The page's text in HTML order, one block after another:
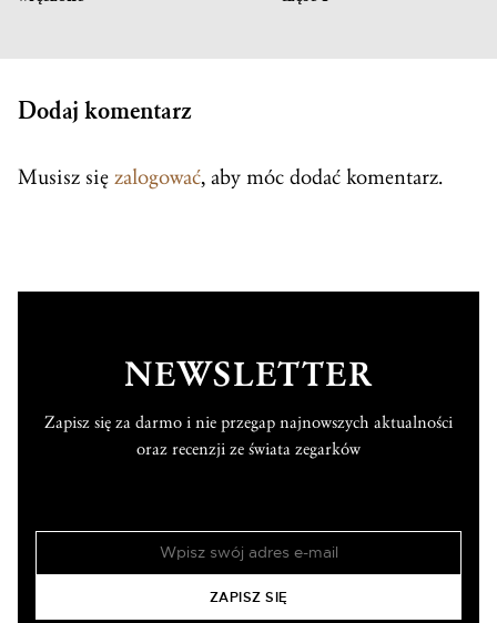
Dodaj komentarz
Musisz się zalogować, aby móc dodać komentarz.
NEWSLETTER
Zapisz się za darmo i nie przegap najnowszych aktualności
oraz recenzji ze świata zegarków